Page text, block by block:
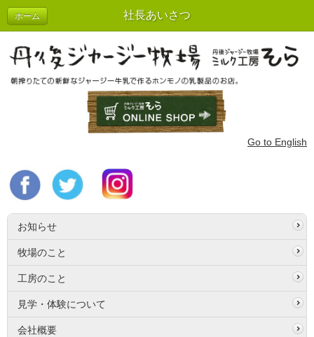
社長あいさつ
ホーム
Go to English
お知らせ
牧場のこと
工房のこと
見学・体験について
会社概要